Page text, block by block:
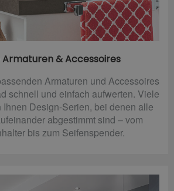
Armaturen & Accessoires
Armaturen und Accessoires
schnell und einfach aufwerten. Viele
Ihnen Design-Serien, bei denen alle
abgestimmt sind – vom
bis zum Seifenspender.